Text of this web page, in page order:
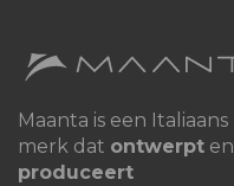
Maanta is een Italiaans
merk dat ontwerpt en
produceert